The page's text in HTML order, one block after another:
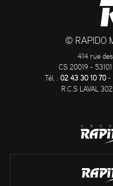
© RAPIDO
414 rue
CS 20019 - 53101
Tél. : 02 43 30 10 70-
R.C.S LAVAL